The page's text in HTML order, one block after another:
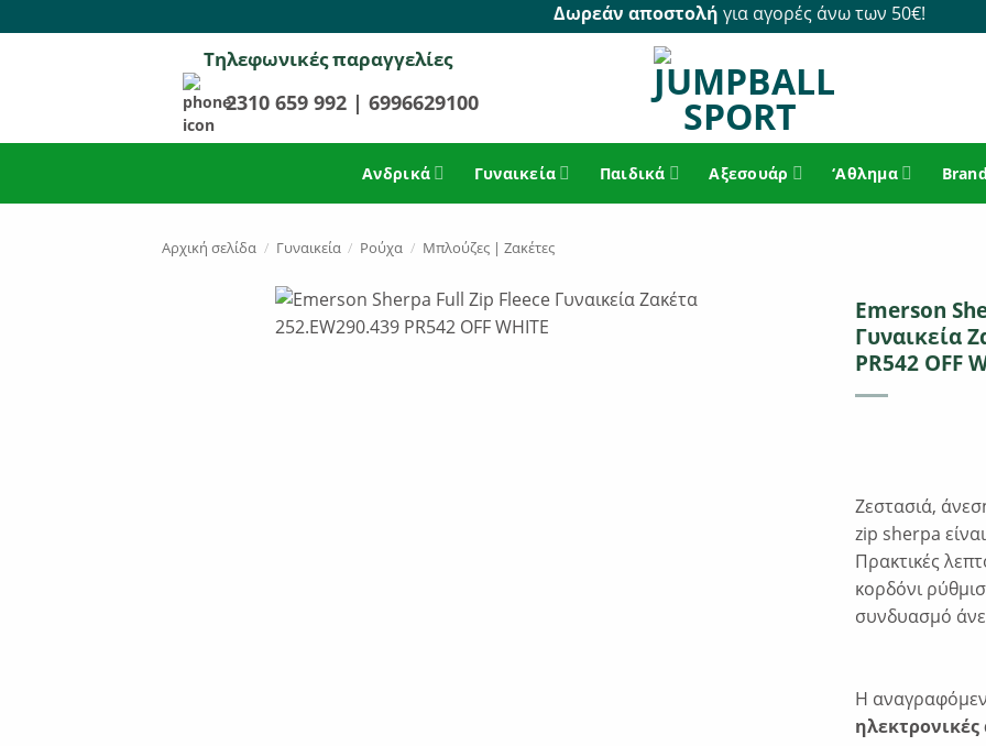
στο
Δωρεάν αποστολή για αγορές άνω των 50€!
Τηλεφωνικές παραγγελίες
2310 659 992 | 6996629100
Ανδρικά Γυναικεία Παιδικά Αξεσουάρ ‘Αθλημα
Αρχική σελίδα / Γυναικεία / Ρούχα / Μπλούζες | Ζακέτες
Emerson
Γυναικεία
PR542 OFF
Ζεστασιά,
zip sherpa
Πρακτικές
κορδόνι
συνδυασμό
Η
ηλεκτρονικές